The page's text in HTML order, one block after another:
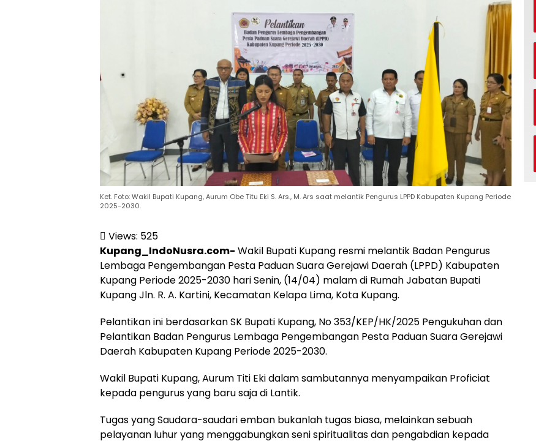
Ket. Foto: Wakil Bupati Kupang, Aurum Obe Titu Eki S. Ars., M. Ars saat melantik Pengurus LPPD Kabupaten Kupang Periode
2025-2030.
Views: 525
Kupang_IndoNusra.com- Wakil Bupati Kupang resmi melantik Badan Pengurus
Lembaga Pengembangan Pesta Paduan Suara Gerejawi Daerah (LPPD) Kabupaten
Kupang Periode 2025-2030 hari Senin, (14/04) malam di Rumah Jabatan Bupati
Kupang Jln. R. A. Kartini, Kecamatan Kelapa Lima, Kota Kupang.
Pelantikan ini berdasarkan SK Bupati Kupang, No 353/KEP/HK/2025 Pengukuhan dan
Pelantikan Badan Pengurus Lembaga Pengembangan Pesta Paduan Suara Gerejawi
Daerah Kabupaten Kupang Periode 2025-2030.
Wakil Bupati Kupang, Aurum Titi Eki dalam sambutannya menyampaikan Proficiat
kepada pengurus yang baru saja di Lantik.
Tugas yang Saudara-saudari emban bukanlah tugas biasa, melainkan sebuah
pelayanan luhur yang menggabungkan seni spiritualitas dan pengabdian kepada